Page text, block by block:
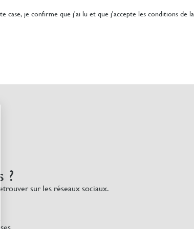
case, je confirme que j'ai lu et que j'accepte les conditions de la
?
sur les réseaux sociaux.